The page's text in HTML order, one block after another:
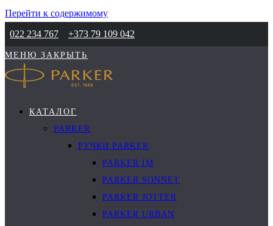
Перейти к содержимому
022 234 767
+373 79 109 042
МЕНЮ ЗАКРЫТЬ
КАТАЛОГ
PARKER
РУЧКИ PARKER
PARKER IM
PARKER SONNET
PARKER JOTTER
PARKER URBAN